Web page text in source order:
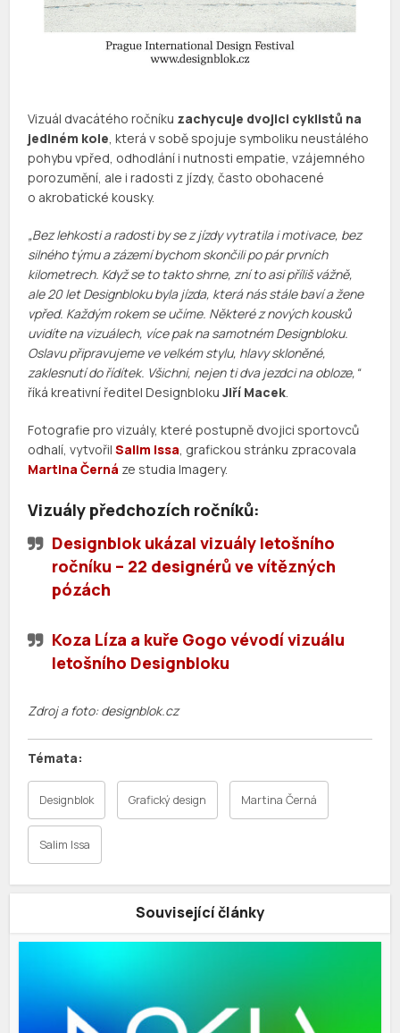
Vizuál dvacátého ročníku zachycuje dvojici cyklistů na
jediném kole, která v sobě spojuje symboliku neustálého
pohybu vpřed, odhodlání i nutnosti empatie, vzájemného
porozumění, ale i radosti z jízdy, často obohacené
o akrobatické kousky.
„Bez lehkosti a radosti by se z jízdy vytratila i motivace, bez
silného týmu a zázemí bychom skončili po pár prvních
kilometrech. Když se to takto shrne, zní to asi příliš vážně,
ale 20 let Designbloku byla jízda, která nás stále baví a žene
vpřed. Každým rokem se učíme. Některé z nových kousků
uvidíte na vizuálech, více pak na samotném Designbloku.
Oslavu připravujeme ve velkém stylu, hlavy skloněné,
zaklesnutí do řídítek. Všichni, nejen ti dva jezdci na obloze,“
říká kreativní ředitel DesignblokuJiří Macek.
Fotografie pro vizuály, které postupně dvojici sportovců
odhalí, vytvořilSalim Issa, grafickou stránku zpracovala
Martina Černá ze studia Imagery.
Vizuály předchozích ročníků:
Designblok ukázal vizuály letošního
ročníku – 22 designérů ve vítězných
pózách
Koza Líza a kuře Gogo vévodí vizuálu
letošního Designbloku
Zdroj a foto: designblok.cz
Designblok Grafický design Martina Černá
Salim Issa
Související články